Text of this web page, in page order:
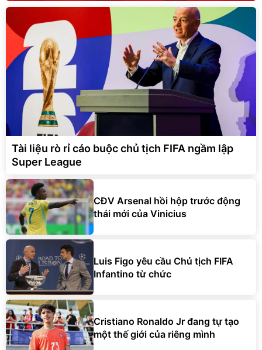
Tài liệu rò rỉ cáo buộc chủ tịch FIFA ngầm lập
Super League
CĐV Arsenal hồi hộp trước động
thái mới của Vinicius
Luis Figo yêu cầu Chủ tịch FIFA
Infantino từ chức
Cristiano Ronaldo Jr đang tự tạo
một thế giới của riêng mình